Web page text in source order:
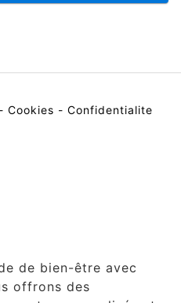
- Cookies - Confidentialite
de bien-être avec
offrons des